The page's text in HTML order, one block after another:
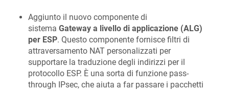
Aggiunto il nuovo componente di
sistema Gateway a livello di applicazione (ALG)
per ESP. Questo componente fornisce filtri di
attraversamento NAT personalizzati per
supportare la traduzione degli indirizzi per il
protocollo ESP. È una sorta di funzione pass-
through IPsec, che aiuta a far passare i pacchetti